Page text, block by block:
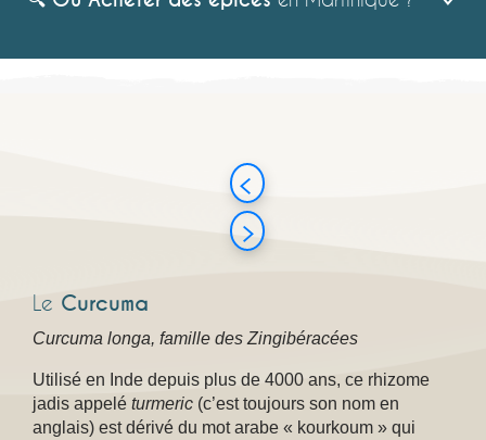
Le Curcuma
Curcuma longa, famille des Zingibéracées
Utilisé en Inde depuis plus de 4000 ans, ce rhizome
jadis appelé turmeric (c’est toujours son nom en
anglais) est dérivé du mot arabe « kourkoum » qui